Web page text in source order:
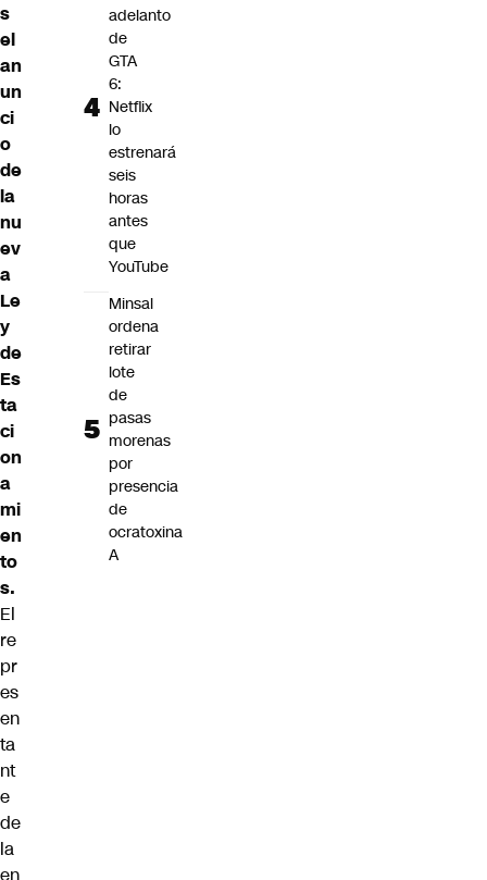
s
el
an
un
ci
o
de
la
nu
ev
a
Le
y
de
Es
ta
ci
on
a
mi
en
to
s.
El
re
pr
es
en
ta
nt
e
de
la
en
adelanto
de
GTA
6:
Netflix
lo
estrenará
seis
horas
antes
que
YouTube
Minsal
ordena
retirar
lote
de
pasas
morenas
por
presencia
de
ocratoxina
A